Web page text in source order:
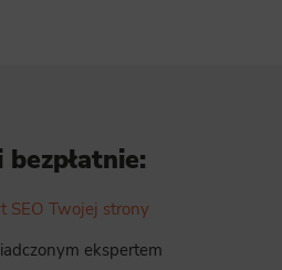
SEO Twojej strony
ekspertem